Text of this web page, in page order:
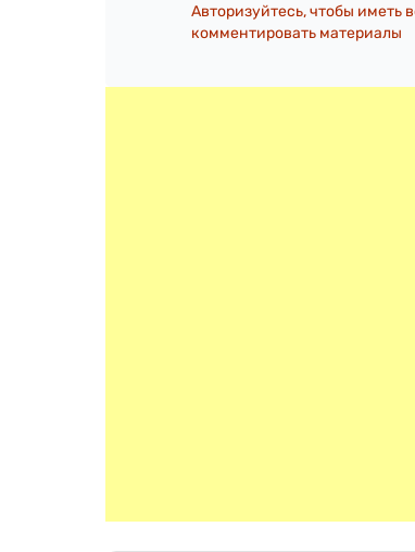
Авторизуйтесь, чтобы иметь
комментировать материалы